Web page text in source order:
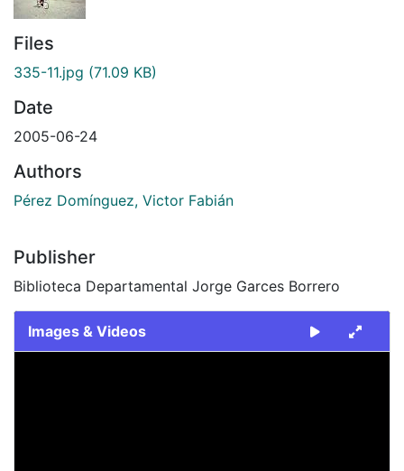
Files
335-11.jpg (71.09 KB)
Date
2005-06-24
Authors
Pérez Domínguez, Victor Fabián
Publisher
Biblioteca Departamental Jorge Garces Borrero
Images & Videos